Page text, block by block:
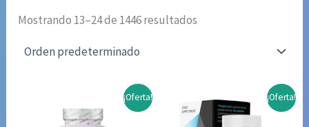
Mostrando 13–24 de 1446 resultados
¡Oferta! ¡Oferta!